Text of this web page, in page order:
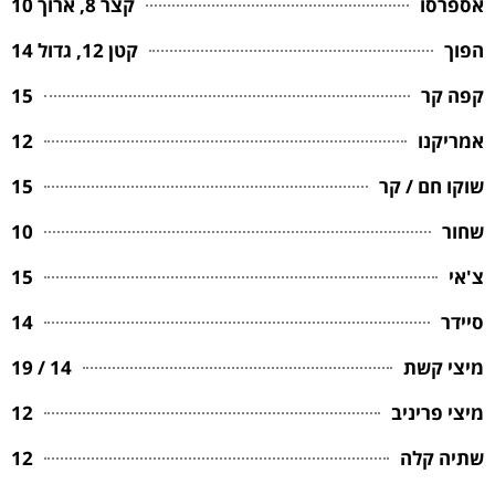
אספרסו
קצר 8, ארוך 10
הפוך
קטן 12, גדול 14
קפה קר
15
אמריקנו
12
שוקו חם / קר
15
שחור
10
צ'אי
15
סיידר
14
מיצי קשת
14 / 19
מיצי פריניב
12
שתיה קלה
12